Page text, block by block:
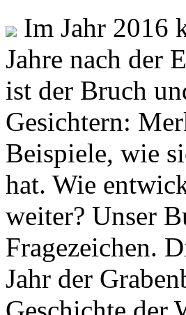
Im Jahr 2016
Jahre nach der
ist der Bruch
Gesichtern:
Beispiele, wie
hat. Wie
weiter? Unser
Fragezeichen.
Jahr der